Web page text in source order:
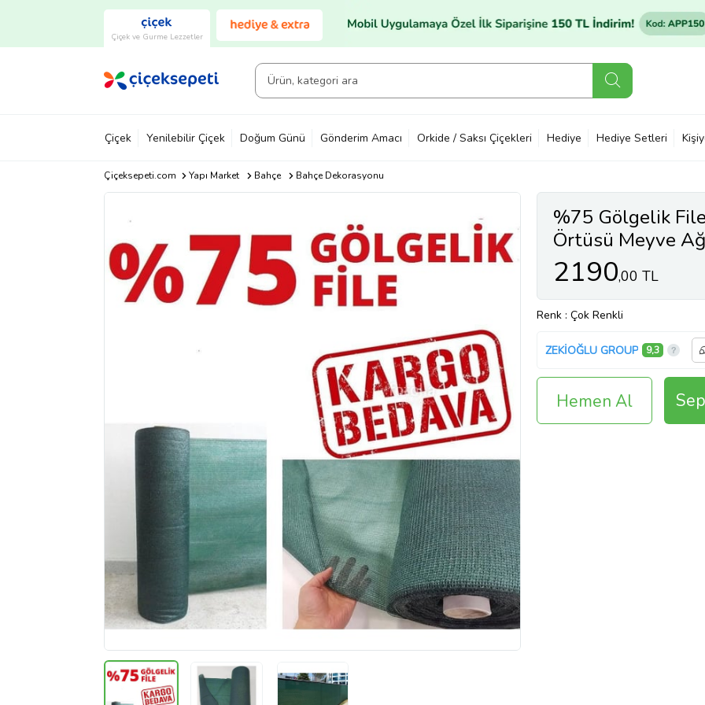
Çiçek ve Gurme Lezzetler
Çiçek Yenilebilir Çiçek Doğum Günü Gönderim Amacı Orkide / Saksı Çiçekleri Hediye Hediye Setleri
Çiçeksepeti.com Yapı Market Bahçe Bahçe Dekorasyonu
%75 Gölgelik
Örtüsü Meyve
2190,00 TL
Renk : Çok Renkli
ZEKİOĞLU GROUP 9,3
Hemen Al